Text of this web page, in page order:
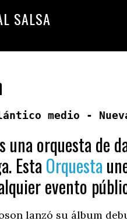
SALSA
medio -
una orquesta de
EstaOrquesta
evento
lanzó su álbum